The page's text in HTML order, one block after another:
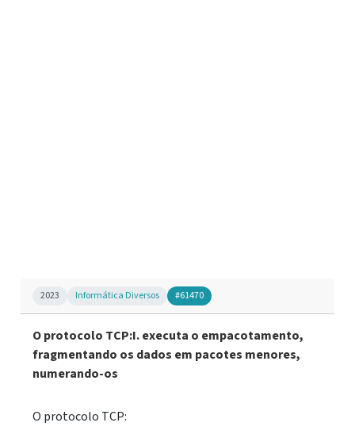
2023 Informática Diversos #61470
O protocolo TCP:I. executa o empacotamento,
fragmentando os dados em pacotes menores,
numerando-os
O protocolo TCP: